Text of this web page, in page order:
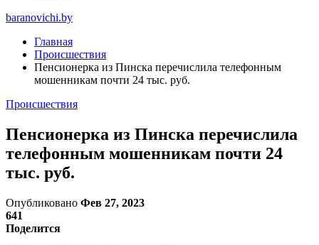
baranovichi.by
Главная
Происшествия
Пенсионерка из Пинска перечислила телефонным
мошенникам почти 24 тыс. руб.
Происшествия
Пенсионерка из Пинска перечислила
телефонным мошенникам почти 24
тыс. руб.
Опубликовано Фев 27, 2023
641
Поделится